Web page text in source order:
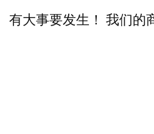
有大事要发生！ 我们的